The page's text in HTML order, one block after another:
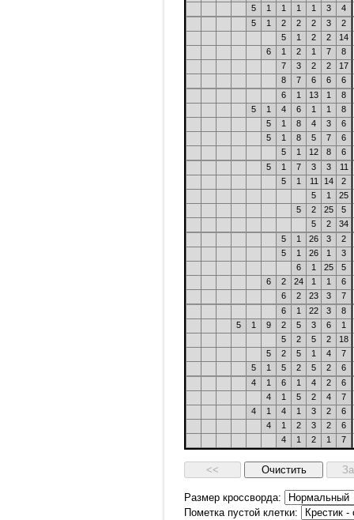
5
1 1 1 1 3
4
5
1 2 2 2 3
2
5
1 2 2
14
6
1 2 1 7
8
7
3 2 2
17
8
7 6 6
6
6
1 13 1
8
5
1 4 6 1 1
8
5
1 8 4 3
6
5
1 8 5 7
6
5
1 12 8
6
5
1 7 3 3
11
5
1 11 14
2
5
1
25
5
2 25
5
5
2
34
5
1 26 3
2
5
1 26 1
3
6
1 25
5
6
2 24 1 1
6
6
2 23 3
7
6
1 22 3
8
5
1 9 2 5 3 6
1
5
2 5 2
18
5
2 5 1 4
7
5
1 5 2 5 2
6
4
1 6 1 4 2
6
4
1 5 2 4
7
4
1 4 1 3 2
6
4
1 2 3 2
6
4
1 2 1 7
Размер кроссворда:
Пометка пустой клетки: